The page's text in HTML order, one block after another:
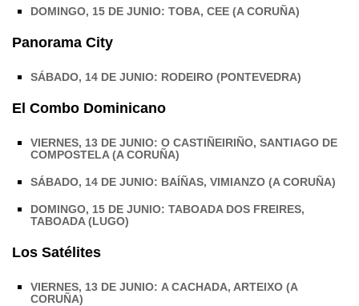
DOMINGO, 15 DE JUNIO: TOBA, CEE (A CORUÑA)
Panorama City
SÁBADO, 14 DE JUNIO: RODEIRO (PONTEVEDRA)
El Combo Dominicano
VIERNES, 13 DE JUNIO: O CASTIÑEIRIÑO, SANTIAGO DE
COMPOSTELA (A CORUÑA)
SÁBADO, 14 DE JUNIO: BAÍÑAS, VIMIANZO (A CORUÑA)
DOMINGO, 15 DE JUNIO: TABOADA DOS FREIRES,
TABOADA (LUGO)
Los Satélites
VIERNES, 13 DE JUNIO: A CACHADA, ARTEIXO (A
CORUÑA)